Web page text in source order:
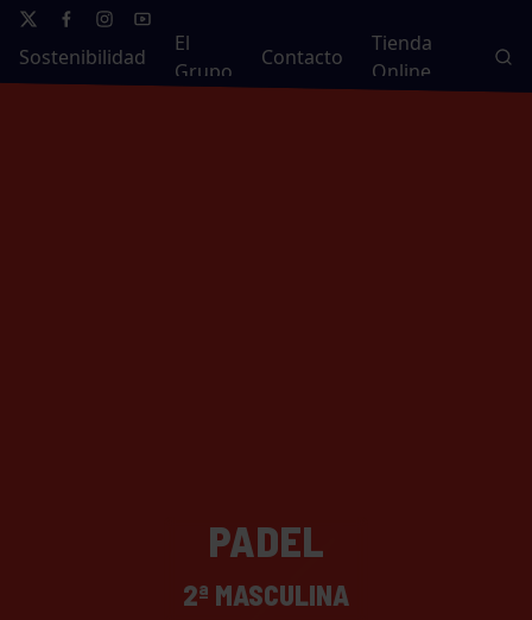
Sostenibilidad
El
Grupo
Contacto
Tienda
Online
PADEL
2ª MASCULINA